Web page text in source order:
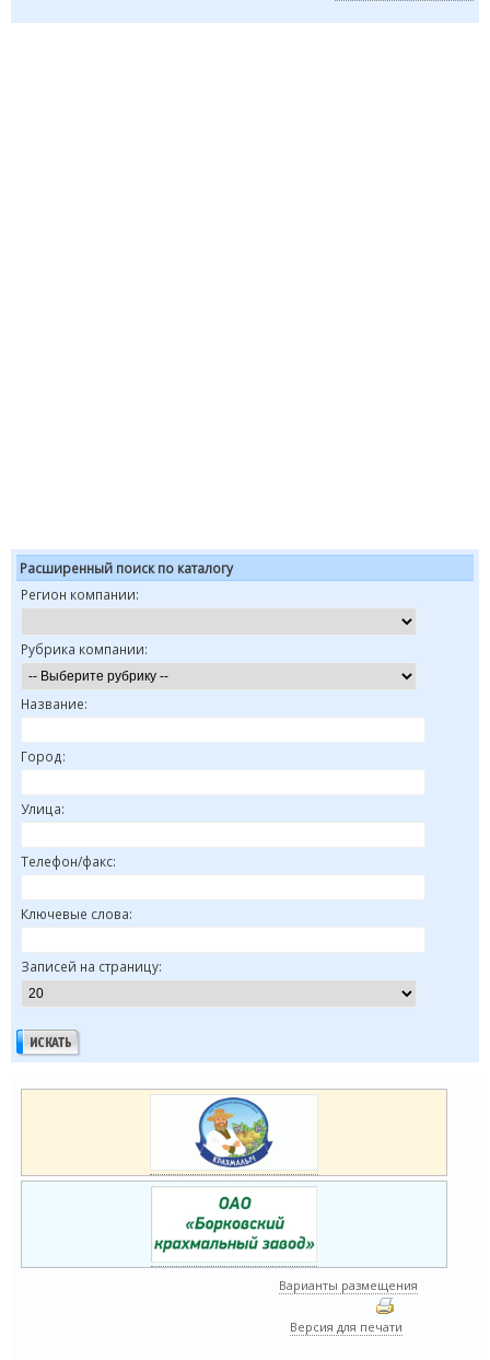
Расширенный поиск по каталогу
Регион компании:
Рубрика компании:
Название:
Город:
Улица:
Телефон/факс:
Ключевые слова:
Записей на страницу:
Варианты размещения
Версия для печати